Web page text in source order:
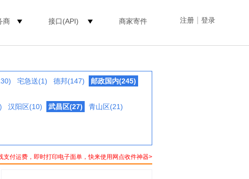
注册 登录
商 接口(API) 商家寄件
宅急送(1) 德邦(147)
邮政国内(245)
汉阳区(10) 武昌区(27)
青山区(21)
支付运费，即时打印电子面单，快来使用网点收件神器>